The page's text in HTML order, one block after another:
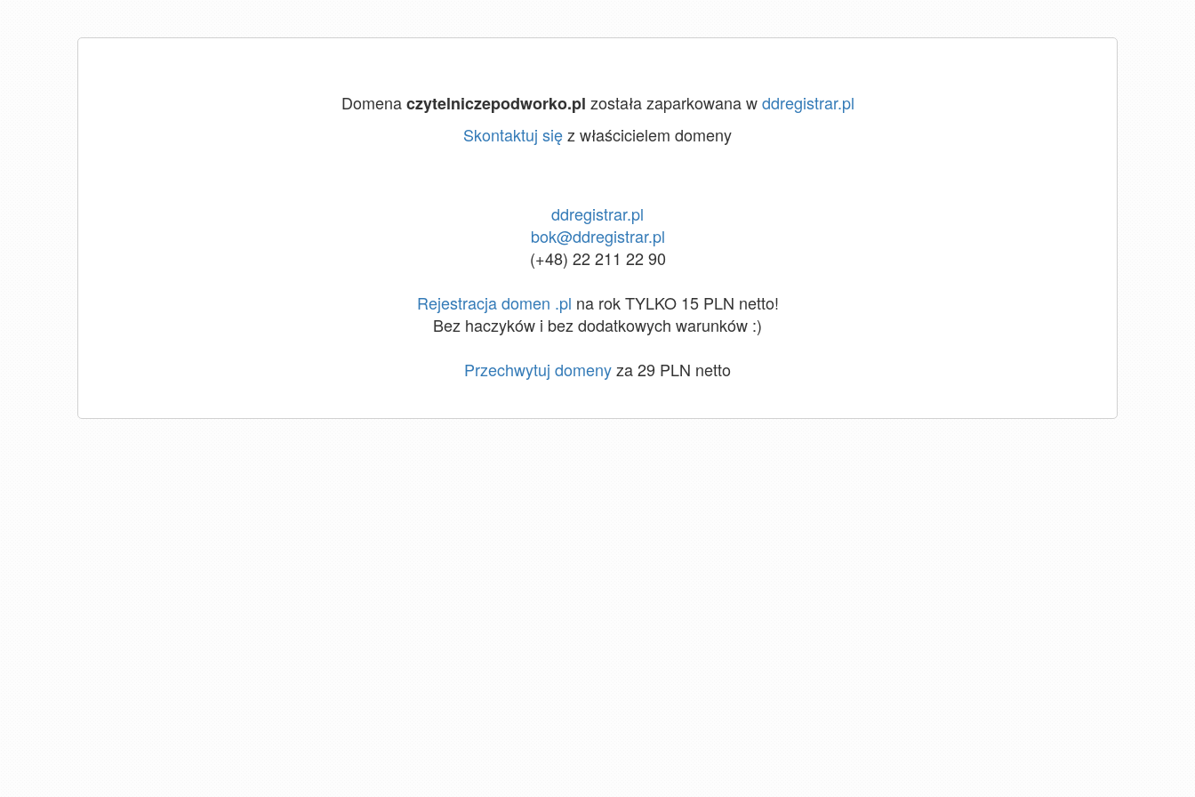
Domenaczytelniczepodworko.pl została zaparkowana wddregistrar.pl
Skontaktuj sięz właścicielem domeny
ddregistrar.pl
bok@ddregistrar.pl
(+48) 22 211 22 90
Rejestracja domen .pl na rok TYLKO 15 PLN netto!
Bez haczyków i bez dodatkowych warunków :)
Przechwytuj domenyza 29 PLN netto